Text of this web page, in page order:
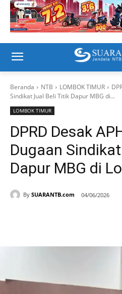
Beranda NTB LOMBOK TIMUR
Sindikat Jual Beli Titik Dapur MBG di...
LOMBOK TIMUR
DPRD Desak
Dugaan
Dapur MBG di
By SUARANTB.com 04/06/2026